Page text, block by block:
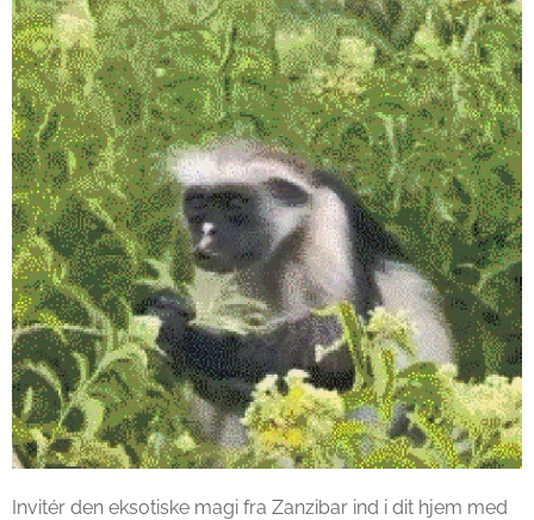
Invitér den eksotiske magi fra Zanzibar ind i dit hjem med